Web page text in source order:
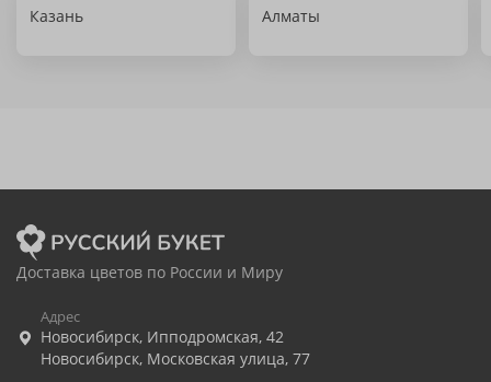
Казань Алматы
Доставка цветов по России и Миру
Адрес
Новосибирск, Ипподромская, 42
Новосибирск, Московская улица, 77